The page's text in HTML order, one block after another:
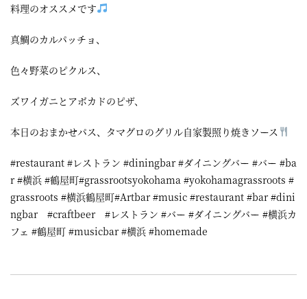
料理のオススメです
真鯛のカルパッチョ、
色々野菜のピクルス、
ズワイガニとアボカドのピザ、
本日のおまかせパス、タマグロのグリル自家製照り焼きソース
#restaurant #レストラン #diningbar #ダイニングバー #バー #ba
r #横浜 #鶴屋町#grassrootsyokohama #yokohamagrassroots #
grassroots #横浜鶴屋町#Artbar #music #restaurant #bar #dini
ngbar #craftbeer #レストラン #バー #ダイニングバー #横浜カ
フェ #鶴屋町 #musicbar #横浜 #homemade